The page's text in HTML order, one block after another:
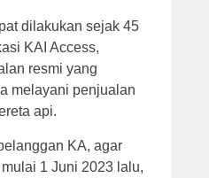
dilakukan sejak 45
KAI Access,
resmi yang
melayani penjualan
api.
KA, agar
1 Juni 2023 lalu,